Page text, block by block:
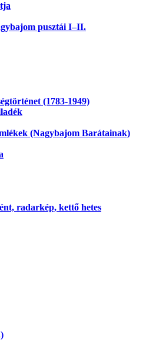
pusztái I–II.
(1783-1949)
(Nagybajom Barátainak)
radarkép, kettő hetes